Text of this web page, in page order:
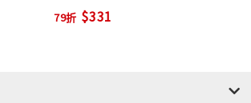
79折 $331